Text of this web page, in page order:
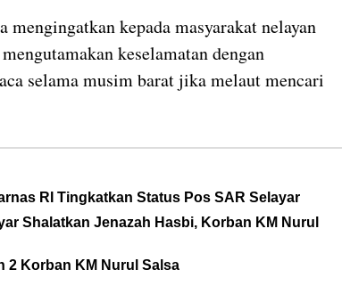
mengingatkan kepada masyarakat nelayan
keselamatan dengan
selama musim barat jika melaut mencari
RI Tingkatkan Status Pos SAR Selayar
Shalatkan Jenazah Hasbi, Korban KM Nurul
2 Korban KM Nurul Salsa